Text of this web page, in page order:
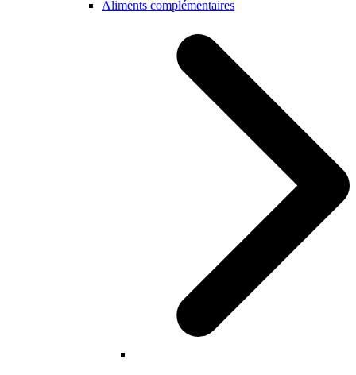
Aliments complémentaires